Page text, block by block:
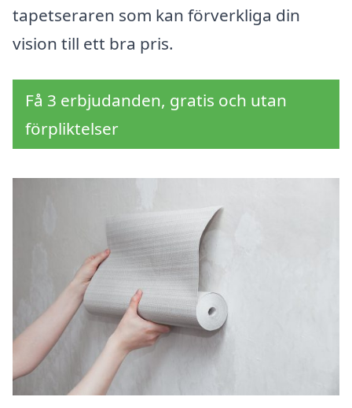
tapetseraren som kan förverkliga din
vision till ett bra pris.
Få 3 erbjudanden, gratis och utan
förpliktelser